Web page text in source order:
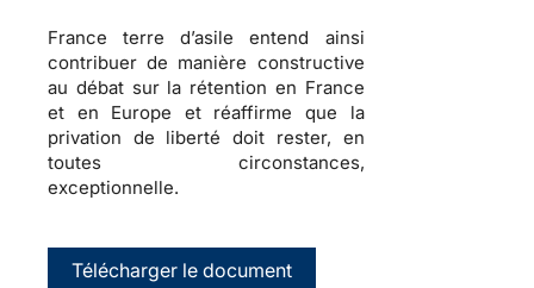
France terre d’asile entend ainsi
contribuer de manière constructive
au débat sur la rétention en France
et en Europe et réaffirme que la
privation de liberté doit rester, en
toutes circonstances,
exceptionnelle.
Télécharger le document